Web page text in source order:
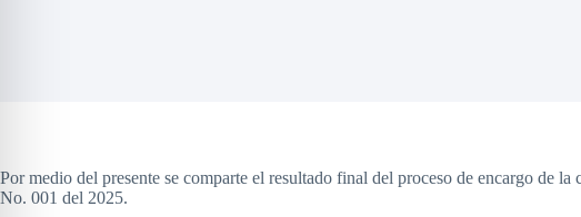
Por medio del presente se comparte el resultado final del proceso de encargo de
No. 001 del 2025.